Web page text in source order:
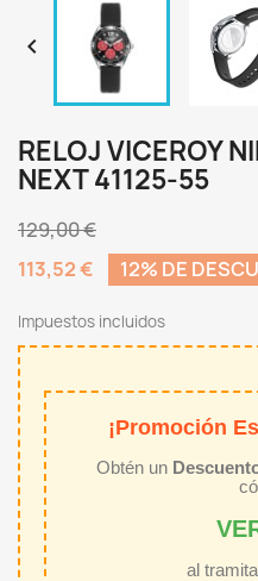

RELOJ VICEROY
NEXT 41125-55
129,00 €
113,52 €
12% DE
Impuestos incluidos
¡Promoción
Obtén un
al